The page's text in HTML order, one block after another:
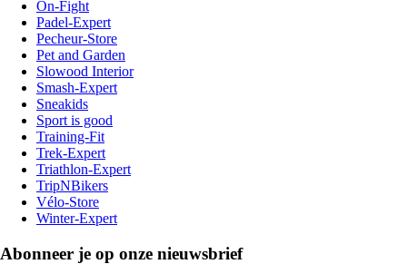
On-Fight
Padel-Expert
Pecheur-Store
Pet and Garden
Slowood Interior
Smash-Expert
Sneakids
Sport is good
Training-Fit
Trek-Expert
Triathlon-Expert
TripNBikers
Vélo-Store
Winter-Expert
Abonneer je op onze nieuwsbrief